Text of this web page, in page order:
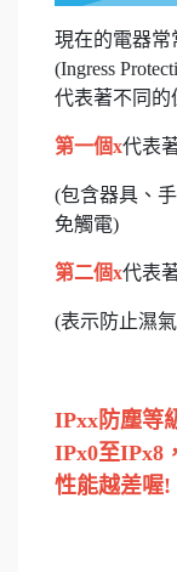
現在的電器常
(Ingress
代表著不同的
第一個x代表
(包含器具、
免觸電)
第二個x代表
(表示防止濕
IPxx防塵等
IPx0至IPx8
性能越差喔!